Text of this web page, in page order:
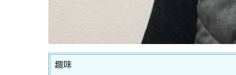
趣味